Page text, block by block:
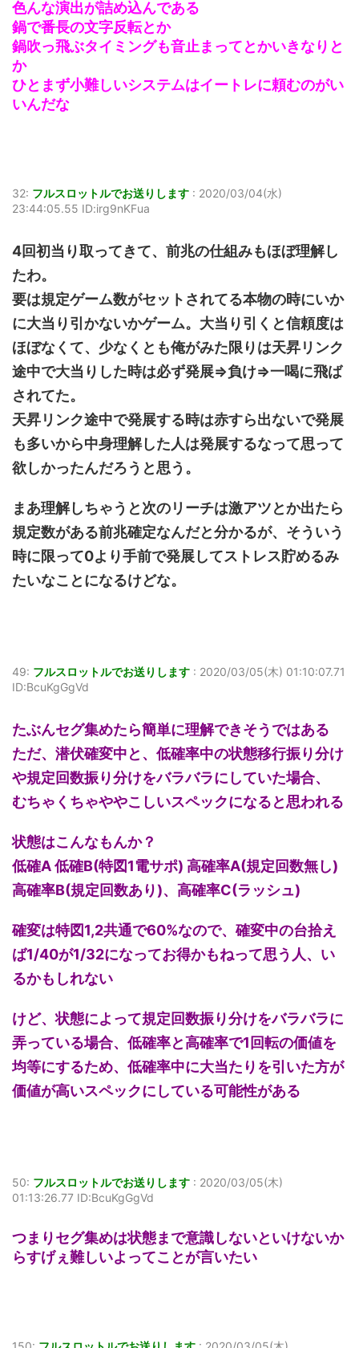
色んな演出が詰め込んである
鍋で番長の文字反転とか
鍋吹っ飛ぶタイミングも音止まってとかいきなりと
か
ひとまず小難しいシステムはイートレに頼むのがい
いんだな
32: フルスロットルでお送りします : 2020/03/04(水)
23:44:05.55 ID:irg9nKFua
4回初当り取ってきて、前兆の仕組みもほぼ理解し
たわ。
要は規定ゲーム数がセットされてる本物の時にいか
に大当り引かないかゲーム。大当り引くと信頼度は
ほぼなくて、少なくとも俺がみた限りは天昇リンク
途中で大当りした時は必ず発展⇒負け⇒一喝に飛ば
されてた。
天昇リンク途中で発展する時は赤すら出ないで発展
も多いから中身理解した人は発展するなって思って
欲しかったんだろうと思う。
まあ理解しちゃうと次のリーチは激アツとか出たら
規定数がある前兆確定なんだと分かるが、そういう
時に限って0より手前で発展してストレス貯めるみ
たいなことになるけどな。
49: フルスロットルでお送りします : 2020/03/05(木) 01:10:07.71
ID:BcuKgGgVd
たぶんセグ集めたら簡単に理解できそうではある
ただ、潜伏確変中と、低確率中の状態移行振り分け
や規定回数振り分けをバラバラにしていた場合、
むちゃくちゃややこしいスペックになると思われる
状態はこんなもんか？
低確A 低確B(特図1電サポ) 高確率A(規定回数無し)
高確率B(規定回数あり)、高確率C(ラッシュ)
確変は特図1,2共通で60%なので、確変中の台拾え
ば1/40が1/32になってお得かもねって思う人、い
るかもしれない
けど、状態によって規定回数振り分けをバラバラに
弄っている場合、低確率と高確率で1回転の価値を
均等にするため、低確率中に大当たりを引いた方が
価値が高いスペックにしている可能性がある
50: フルスロットルでお送りします : 2020/03/05(木)
01:13:26.77 ID:BcuKgGgVd
つまりセグ集めは状態まで意識しないといけないか
らすげぇ難しいよってことが言いたい